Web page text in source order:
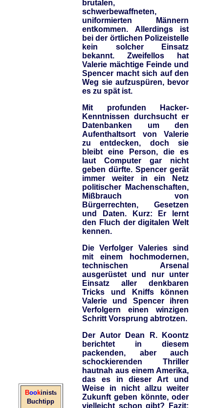
brutalen,
schwerbewaffneten,
uniformierten Männern
entkommen. Allerdings ist
bei der örtlichen Polizeistelle
kein solcher Einsatz
bekannt. Zweifellos hat
Valerie mächtige Feinde und
Spencer macht sich auf den
Weg sie aufzuspüren, bevor
es zu spät ist.
Mit profunden Hacker-
Kenntnissen durchsucht er
Datenbanken um den
Aufenthaltsort von Valerie
zu entdecken, doch sie
bleibt eine Person, die es
laut Computer gar nicht
geben dürfte. Spencer gerät
immer weiter in ein Netz
politischer Machenschaften,
Mißbrauch von
Bürgerrechten, Gesetzen
und Daten. Kurz: Er lernt
den Fluch der digitalen Welt
kennen.
Die Verfolger Valeries sind
mit einem hochmodernen,
technischen Arsenal
ausgerüstet und nur unter
Einsatz aller denkbaren
Tricks und Kniffs können
Valerie und Spencer ihren
Verfolgern einen winzigen
Schritt Vorsprung abtrotzen.
Der Autor Dean R. Koontz
berichtet in diesem
packenden, aber auch
schockierenden Thriller
hautnah aus einem Amerika,
das es in dieser Art und
Weise in nicht allzu weiter
Zukunft geben könnte, oder
vielleicht schon gibt? Fazit:
Bookinists
Buchtipp